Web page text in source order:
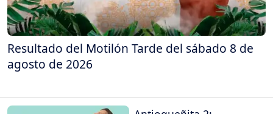
Resultado del Motilón Tarde del sábado 8 de
agosto de 2026